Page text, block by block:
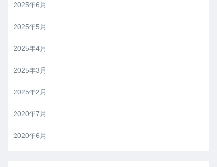
2025年6月
2025年5月
2025年4月
2025年3月
2025年2月
2020年7月
2020年6月